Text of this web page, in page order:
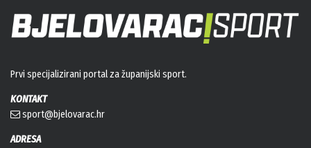
Prvi specijalizirani portal za županijski sport.
KONTAKT
sport@bjelovarac.hr
ADRESA